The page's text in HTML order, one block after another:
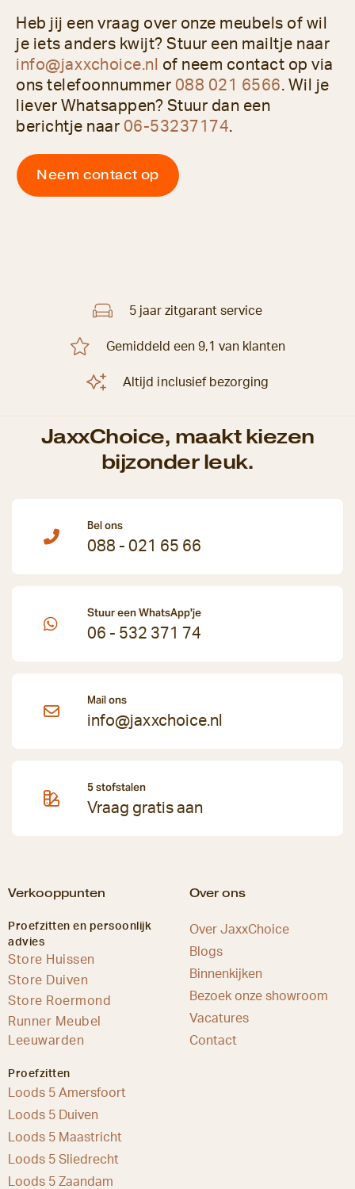
Heb jij een vraag over onze meubels of wil
je iets anders kwijt? Stuur een mailtje naar
info@jaxxchoice.nl
of neem contact op via
ons telefoonnummer 088 021 6566. Wil je
liever Whatsappen? Stuur dan een
berichtje naar 06-53237174.
Neem contact op
5 jaar zitgarant service
Gemiddeld een 9,1 van klanten
Altijd inclusief bezorging
JaxxChoice, maakt kiezen
bijzonder leuk.
Bel ons
088 - 021 65 66
Stuur een WhatsApp'je
06 - 532 371 74
Mail ons
info@jaxxchoice.nl
5 stofstalen
Vraag gratis aan
Verkooppunten
Proefzitten en persoonlijk
advies
Store Huissen
Store Duiven
Store Roermond
Runner Meubel
Leeuwarden
Proefzitten
Loods 5 Amersfoort
Loods 5 Duiven
Loods 5 Maastricht
Loods 5 Sliedrecht
Loods 5 Zaandam
Over ons
Over JaxxChoice
Blogs
Binnenkijken
Bezoek onze showroom
Vacatures
Contact